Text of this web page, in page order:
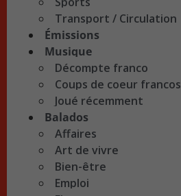
Transport / Circulation
Émissions
Musique
Décompte franco
Coups de coeur francos
Joué récemment
Balados
Affaires
Art de vivre
Bien-être
Emploi